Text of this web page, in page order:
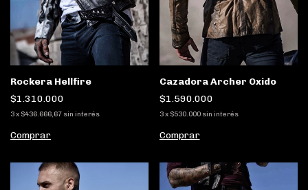
Rockera Hellfire
$1.310.000
3x $436.666,67 sin interés
Comprar
Cazadora Archer Oxido
$1.590.000
3 x $530.000 sin interés
Comprar